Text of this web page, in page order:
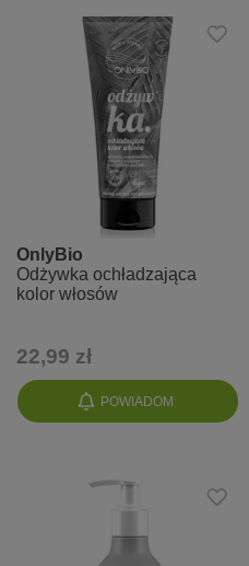
POWIADOM
OnlyBio
Odżywka ochładzająca
kolor włosów
22,99 zł